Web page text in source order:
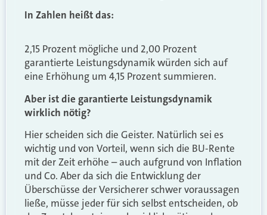
In Zahlen heißt das:
2,15 Prozent mögliche und 2,00 Prozent
garantierte Leistungsdynamik würden sich auf
eine Erhöhung um 4,15 Prozent summieren.
Aber ist die garantierte Leistungsdynamik
wirklich nötig?
Hier scheiden sich die Geister. Natürlich sei es
wichtig und von Vorteil, wenn sich die BU-Rente
mit der Zeit erhöhe – auch aufgrund von Inflation
und Co. Aber da sich die Entwicklung der
Überschüsse der Versicherer schwer voraussagen
ließe, müsse jeder für sich selbst entscheiden, ob